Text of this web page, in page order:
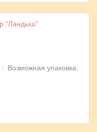
Возможная упаковка: